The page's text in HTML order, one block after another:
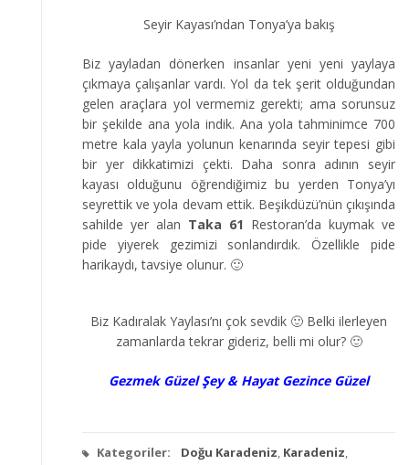
Seyir Kayası’ndan Tonya’ya bakış
Biz yayladan dönerken insanlar yeni yeni yaylaya
çıkmaya çalışanlar vardı. Yol da tek şerit olduğundan
gelen araçlara yol vermemiz gerekti; ama sorunsuz
bir şekilde ana yola indik. Ana yola tahminimce 700
metre kala yayla yolunun kenarında seyir tepesi gibi
bir yer dikkatimizi çekti. Daha sonra adının seyir
kayası olduğunu öğrendiğimiz bu yerden Tonya’yı
seyrettik ve yola devam ettik. Beşikdüzü’nün çıkışında
sahilde yer alan Taka 61 Restoran’da kuymak ve
pide yiyerek gezimizi sonlandırdık. Özellikle pide
harikaydı, tavsiye olunur. 🙂
Biz Kadıralak Yaylası’nı çok sevdik 🙂 Belki ilerleyen
zamanlarda tekrar gideriz, belli mi olur? 🙂
Gezmek Güzel Şey & Hayat Gezince Güzel
Kategoriler: Doğu Karadeniz, Karadeniz,